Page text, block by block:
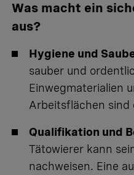
Was macht ein
aus?
Hygiene und
sauber und
Einwegmaterialien
Arbeitsflächen sind
Qualifikation und
Tätowierer kann
nachweisen. Eine